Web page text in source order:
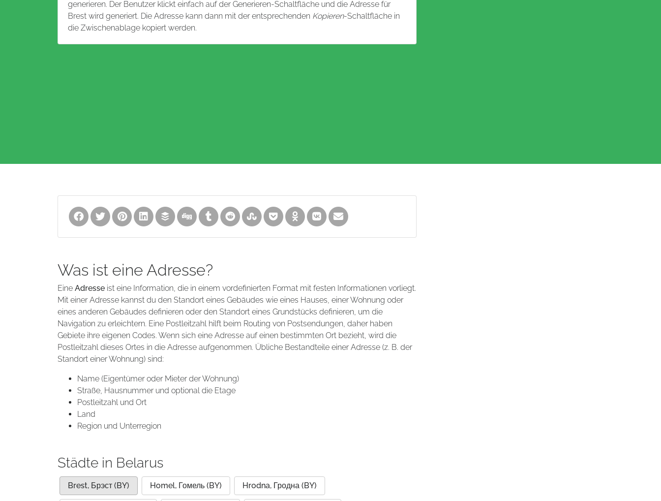
generieren. Der Benutzer klickt einfach auf der Generieren-Schaltfläche und die Adresse für
Brest wird generiert. Die Adresse kann dann mit der entsprechenden Kopieren-Schaltfläche in
die Zwischenablage kopiert werden.
Was ist eine Adresse?
Eine Adresse ist eine Information, die in einem vordefinierten Format mit festen Informationen vorliegt.
Mit einer Adresse kannst du den Standort eines Gebäudes wie eines Hauses, einer Wohnung oder
eines anderen Gebäudes definieren oder den Standort eines Grundstücks definieren, um die
Navigation zu erleichtern. Eine Postleitzahl hilft beim Routing von Postsendungen, daher haben
Gebiete ihre eigenen Codes. Wenn sich eine Adresse auf einen bestimmten Ort bezieht, wird die
Postleitzahl dieses Ortes in die Adresse aufgenommen. Übliche Bestandteile einer Adresse (z. B. der
Standort einer Wohnung) sind:
Name (Eigentümer oder Mieter der Wohnung)
Straße, Hausnummer und optional die Etage
Postleitzahl und Ort
Land
Region und Unterregion
Städte in Belarus
Brest, Брэст (BY) Homel, Гомель (BY) Hrodna, Гродна (BY)